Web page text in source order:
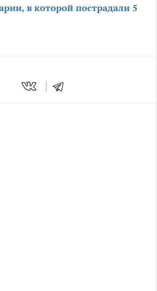
в которой пострадали 5